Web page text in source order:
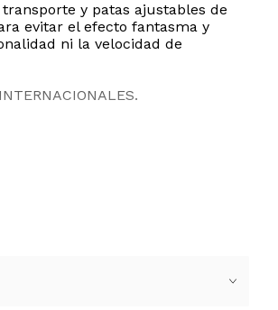
y patas ajustables de
evitar el efecto fantasma y
ni la velocidad de